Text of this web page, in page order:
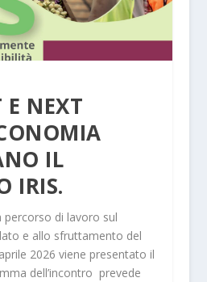
E NEXT
IL
IRIS.
percorso di lavoro sul
e allo sfruttamento del
2026 viene presentato il
dell’incontro prevede